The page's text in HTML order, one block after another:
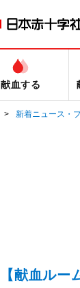
献血する
新着ニュース・
【献血ル